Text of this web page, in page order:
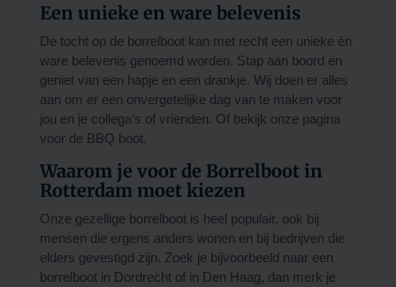
Een unieke en ware belevenis
De tocht op de borrelboot kan met recht een unieke én
ware belevenis genoemd worden. Stap aan boord en
geniet van een hapje en een drankje. Wij doen er alles
aan om er een onvergetelijke dag van te maken voor
jou en je collega’s of vrienden. Of bekijk onze pagina
voor de BBQ boot.
Waarom je voor de Borrelboot in
Rotterdam moet kiezen
Onze gezellige borrelboot is heel populair, ook bij
mensen die ergens anders wonen en bij bedrijven die
elders gevestigd zijn. Zoek je bijvoorbeeld naar een
borrelboot in Dordrecht of in Den Haag, dan merk je